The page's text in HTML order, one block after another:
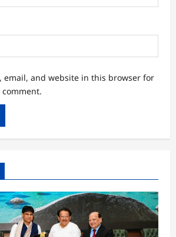
email, and website in this browser for